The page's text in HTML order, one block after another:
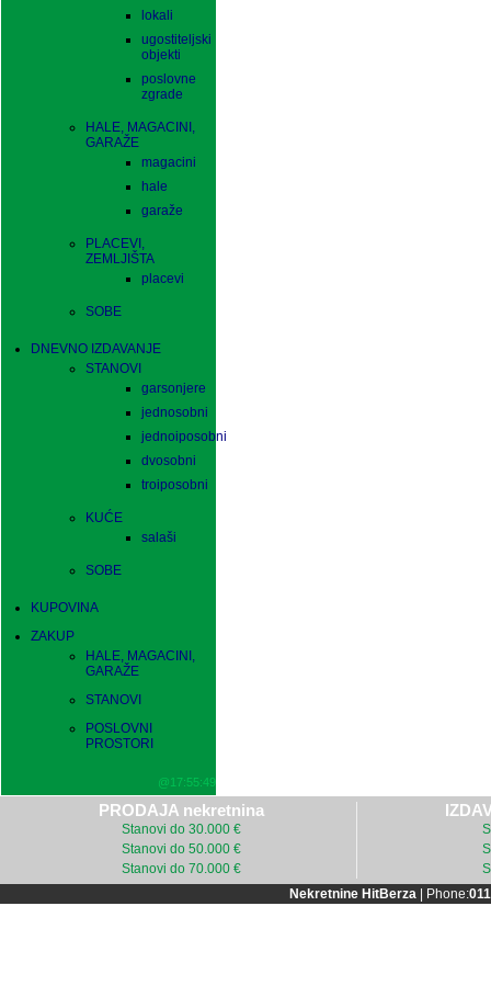
lokali
ugostiteljski
objekti
poslovne
zgrade
HALE, MAGACINI,
GARAŽE
magacini
hale
garaže
PLACEVI,
ZEMLJIŠTA
placevi
SOBE
DNEVNO IZDAVANJE
STANOVI
garsonjere
jednosobni
jednoiposobni
dvosobni
troiposobni
KUĆE
salaši
SOBE
KUPOVINA
ZAKUP
HALE, MAGACINI,
GARAŽE
STANOVI
POSLOVNI
PROSTORI
@17:55:49
PRODAJA nekretnina
Stanovi do 30.000 €
Stanovi do 50.000 €
Stanovi do 70.000 €
Nekretnine HitBerza| Phone: